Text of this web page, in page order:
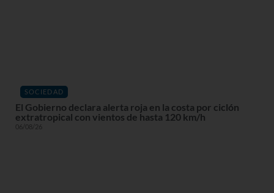
SOCIEDAD
El Gobierno declara alerta roja en la costa por ciclón
extratropical con vientos de hasta 120 km/h
06/08/26